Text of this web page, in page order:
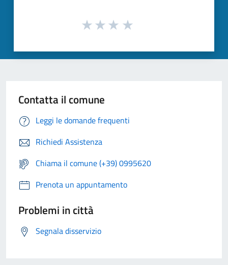
Contatta il comune
Leggi le domande frequenti
Richiedi Assistenza
Chiama il comune (+39) 0995620
Prenota un appuntamento
Problemi in città
Segnala disservizio